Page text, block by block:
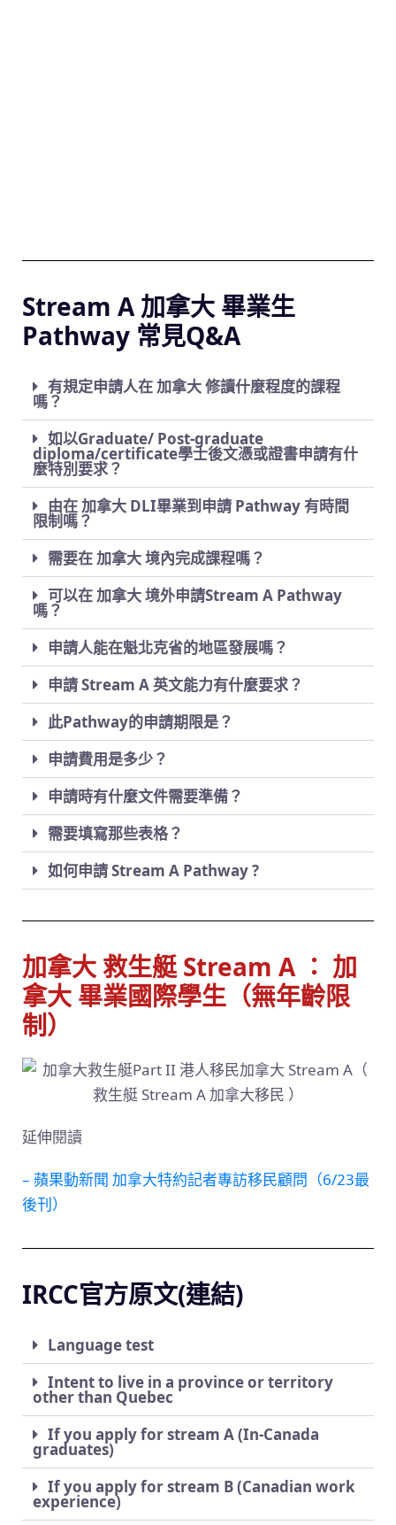
Stream A 加拿大 畢業生
Pathway 常見Q&A
有規定申請人在 加拿大 修讀什麼程度的課程
嗎？
如以Graduate/ Post-graduate
diploma/certificate學士後文憑或證書申請有什
麼特別要求？
由在 加拿大 DLI畢業到申請 Pathway 有時間
限制嗎？
需要在 加拿大 境內完成課程嗎？
可以在 加拿大 境外申請Stream A Pathway
嗎？
申請人能在魁北克省的地區發展嗎？
申請 Stream A 英文能力有什麼要求？
此Pathway的申請期限是？
申請費用是多少？
申請時有什麼文件需要準備？
需要填寫那些表格？
如何申請 Stream A Pathway ?
加拿大 救生艇 Stream A ： 加
拿大 畢業國際學生（無年齡限
制）
延伸閱讀
– 蘋果動新聞 加拿大特約記者專訪移民顧問（6/23最
後刊）
IRCC官方原文(連結)
Language test
Intent to live in a province or territory
other than Quebec
If you apply for stream A (In-Canada
graduates)
If you apply for stream B (Canadian work
experience)